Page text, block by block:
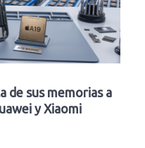
de sus memorias a
y Xiaomi